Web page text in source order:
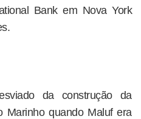
Bank em Nova York
da construção da
Marinho quando Maluf era